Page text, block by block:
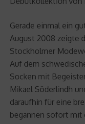
Gerade einmal ein
August 2008 zeigte
Stockholmer
Auf dem
Socken mit
Mikael Söderlindh
daraufhin für eine
begannen sofort mit